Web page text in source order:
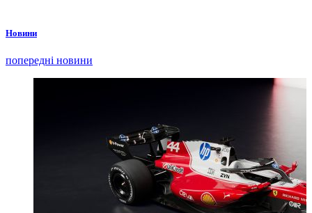
Новини
попередні новини